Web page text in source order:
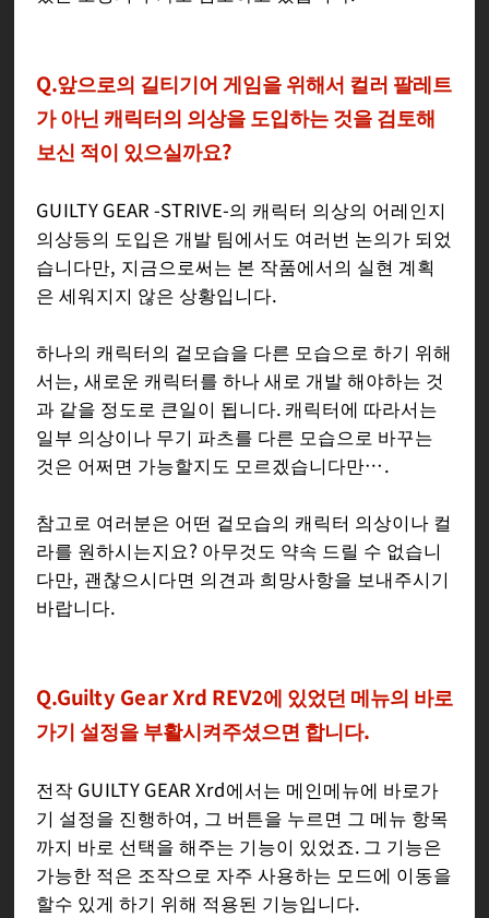
Q.앞으로의 길티기어 게임을 위해서 컬러 팔레트
가 아닌 캐릭터의 의상을 도입하는 것을 검토해
보신 적이 있으실까요?
GUILTY GEAR -STRIVE-의 캐릭터 의상의 어레인지
의상등의 도입은 개발 팀에서도 여러번 논의가 되었
습니다만, 지금으로써는 본 작품에서의 실현 계획
은 세워지지 않은 상황입니다.
하나의 캐릭터의 겉모습을 다른 모습으로 하기 위해
서는, 새로운 캐릭터를 하나 새로 개발 해야하는 것
과 같을 정도로 큰일이 됩니다. 캐릭터에 따라서는
일부 의상이나 무기 파츠를 다른 모습으로 바꾸는
것은 어쩌면 가능할지도 모르겠습니다만….
참고로 여러분은 어떤 겉모습의 캐릭터 의상이나 컬
라를 원하시는지요? 아무것도 약속 드릴 수 없습니
다만, 괜찮으시다면 의견과 희망사항을 보내주시기
바랍니다.
Q.Guilty Gear Xrd REV2에 있었던 메뉴의 바로
가기 설정을 부활시켜주셨으면 합니다.
전작 GUILTY GEAR Xrd에서는 메인메뉴에 바로가
기 설정을 진행하여, 그 버튼을 누르면 그 메뉴 항목
까지 바로 선택을 해주는 기능이 있었죠. 그 기능은
가능한 적은 조작으로 자주 사용하는 모드에 이동을
할수 있게 하기 위해 적용된 기능입니다.